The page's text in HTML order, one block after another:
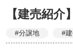
【建売紹
#分譲地 #